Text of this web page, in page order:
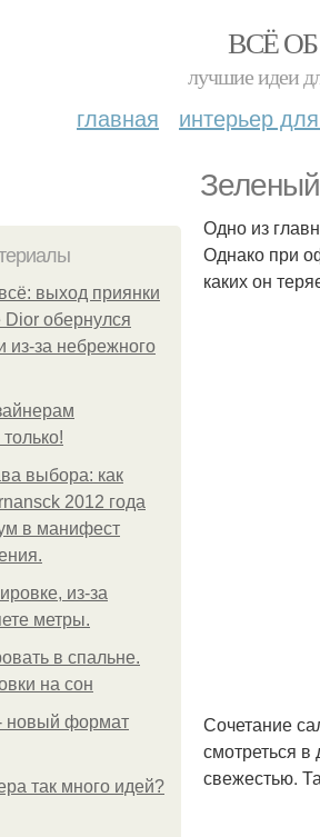
ВСЁ
лучшие идеи
главная интерьер
выход приянки
Dior обернулся
из-за небрежного
выбора: как
2012 года
в манифест
из-за
метры.
в спальне.
на сон
новый формат
так много идей?
Одно из
Однако при
каких он
Сочетание
смотреться
свежестью.